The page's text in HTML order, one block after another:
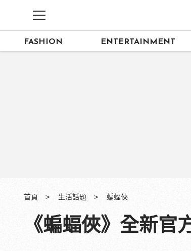
FASHION ENTERTAINMENT
首頁 生活話題 蝙蝠俠
《蝙蝠俠》全新